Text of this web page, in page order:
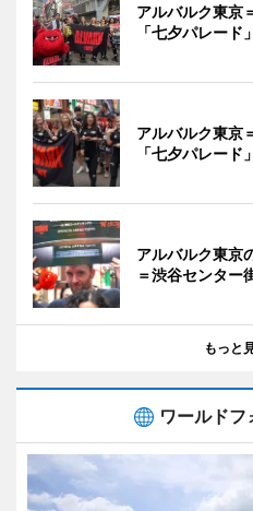
アルバルク東京
「七夕パレード」
アルバルク東京
「七夕パレード」
アルバルク東京
＝渋谷センター
もっと
ワールドフ